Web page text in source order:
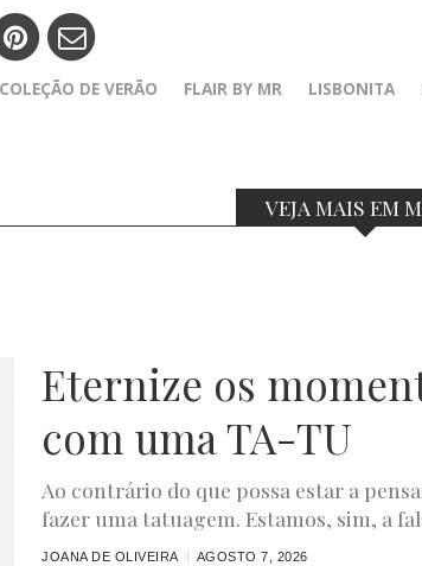
COLEÇÃO DE VERÃO FLAIR BY MR LISBONITA
VEJA MAIS EM
Eternize os
com uma TA-TU
Ao contrário do que possa estar a
fazer uma tatuagem. Estamos, sim, a
JOANA DE OLIVEIRA AGOSTO 7, 2026